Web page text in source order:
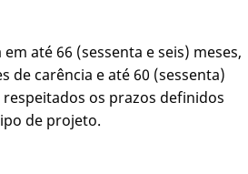
até 66 (sessenta e seis) meses,
de carência e até 60 (sessenta)
os prazos definidos
de projeto.